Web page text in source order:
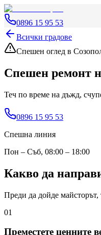
0896 15 95 53
Всички градове
Спешен оглед в
Спешен ремонт
Теч по време на дъжд,
0896 15 95 53
Спешна линия
Пон – Съб, 08:00 – 18:00
Какво да
Преди да дойде майсторът,
01
Преместете ценните